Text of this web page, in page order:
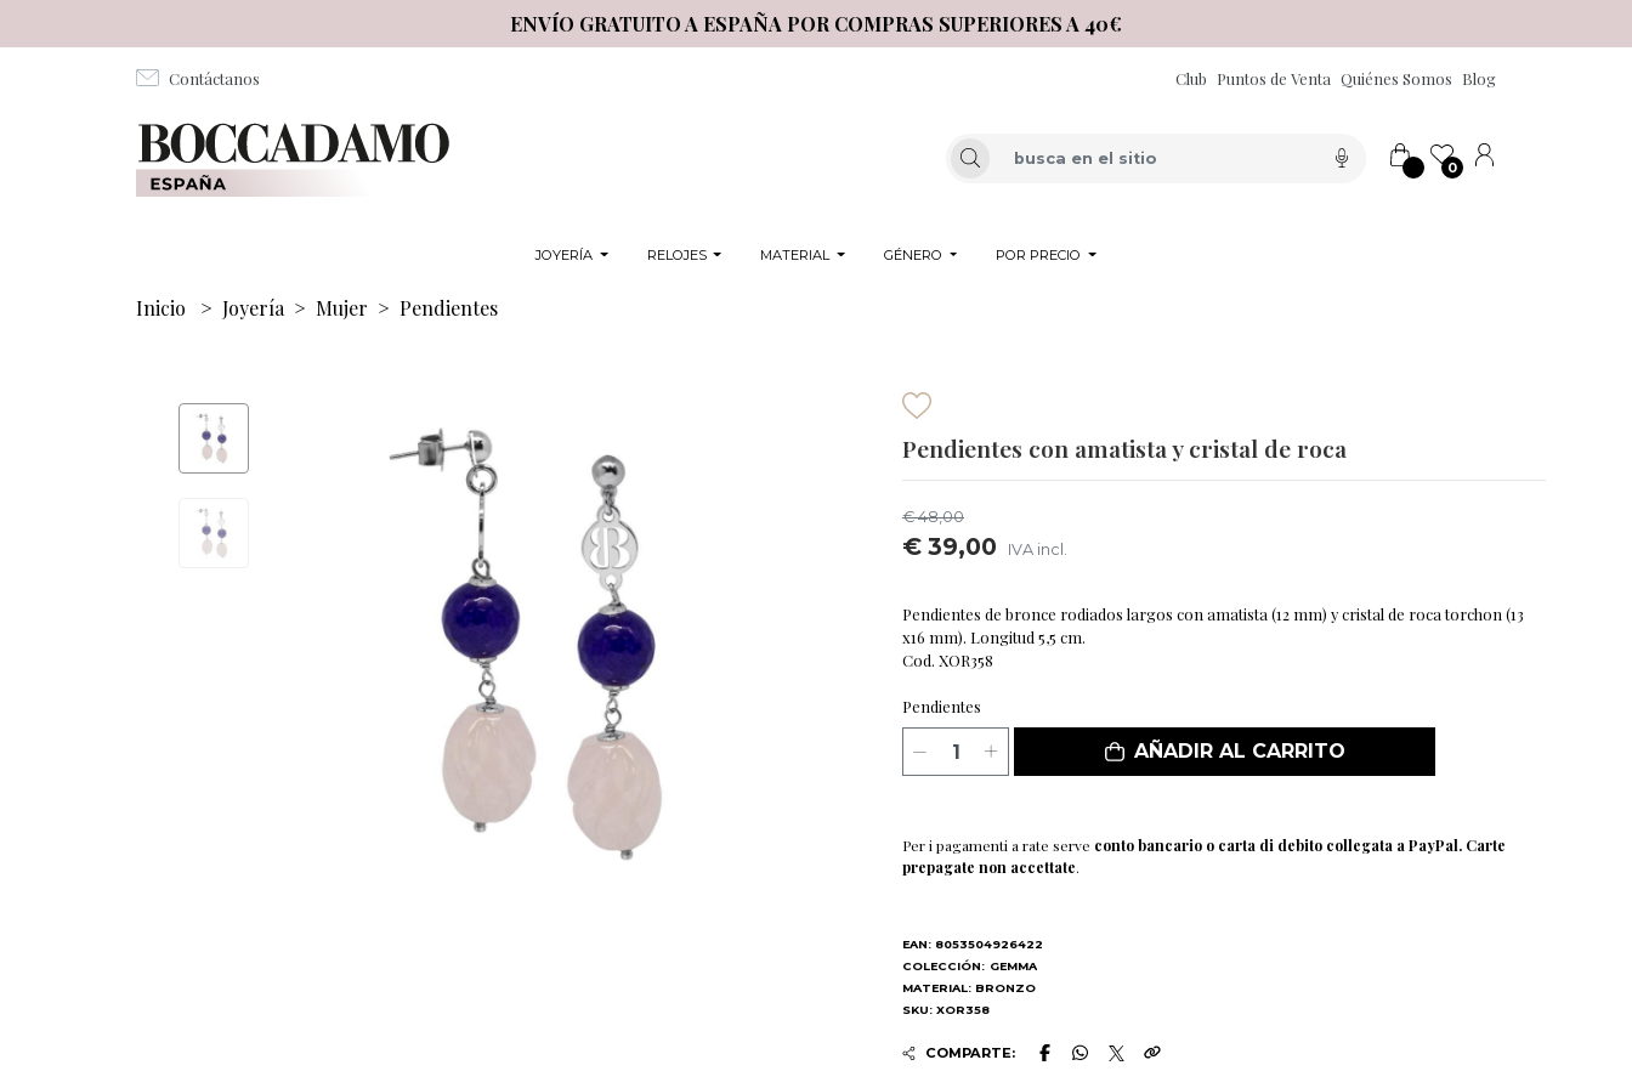
ENVÍO GRATUITO A ESPAÑA POR COMPRAS SUPERIORES A 40€
Contáctanos Club Puntos de Venta Quiénes Somos Blog
0
JOYERÍA RELOJES MATERIAL GÉNERO POR PRECIO
Inicio > Joyería > Mujer > Pendientes
Pendientes con amatista y cristal de roca
€ 48,00
€ 39,00 IVA incl.
Pendientes de bronce rodiados largos con amatista (12 mm) y cristal de roca torchon (13
x16 mm). Longitud 5,5 cm.
Cod. XOR358
Pendientes
AÑADIR AL CARRITO
Per i pagamenti a rate serve conto bancario o carta di debito collegata a PayPal. Carte
prepagate non accettate.
EAN: 8053504926422
COLECCIÓN: GEMMA
MATERIAL: BRONZO
SKU: XOR358
COMPARTE: